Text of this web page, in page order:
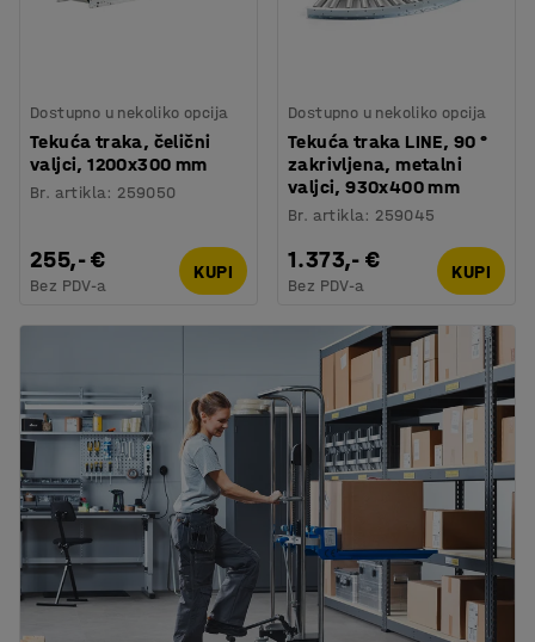
Dostupno u nekoliko opcija
Tekuća traka, čelični
valjci, 1200x300 mm
Br. artikla: 259050
255,- €
Bez PDV-a
KUPI
Dostupno u nekoliko opcija
Tekuća traka LINE, 90 °
zakrivljena, metalni
valjci, 930x400 mm
Br. artikla: 259045
1.373,- €
Bez PDV-a
KUPI